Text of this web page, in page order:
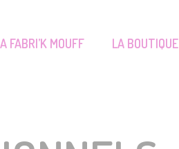
FABRI’K MOUFF LA BOUTIQUE